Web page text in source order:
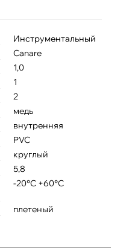
Инструментальный
Canare
1,0
1
2
медь
внутренняя
PVC
круглый
5,8
-20°C +60°C
плетеный